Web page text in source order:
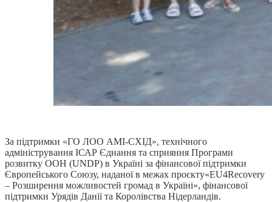
За підтримки «ГО ЛОО АМІ-СХІД», технічного
адміністрування ІСАР Єднання та сприяння Програми
розвитку ООН (UNDP) в Україні за фінансової підтримки
Європейського Союзу, наданої в межах проєкту«EU4Recovery
– Розширення можливостей громад в Україні», фінансової
підтримки Урядів Данії та Королівства Нідерландів.